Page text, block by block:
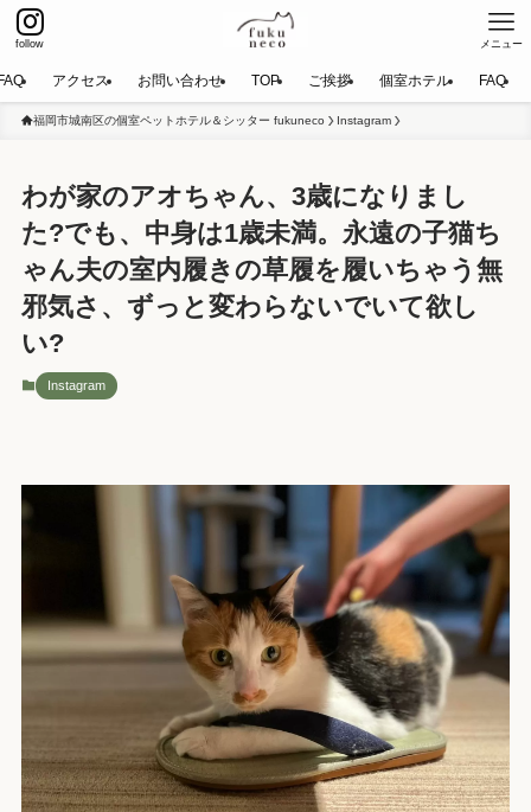
follow メニュー
アクセス お問い合わせ TOP ご挨拶 個室ホテル FAQ
福岡市城南区の個室ペットホテル＆シッター fukuneco Instagram
わが家のアオちゃん、3歳になりまし
た?️でも、中身は1歳未満。永遠の子猫ち
ゃん夫の室内履きの草履を履いちゃう無
邪気さ、ずっと変わらないでいて欲し
い?
Instagram